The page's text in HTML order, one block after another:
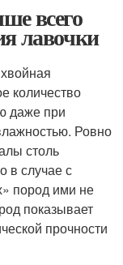
всего
лавочки
количество
даже при
Ровно
столь
в случае с
пород ими не
показывает
прочности